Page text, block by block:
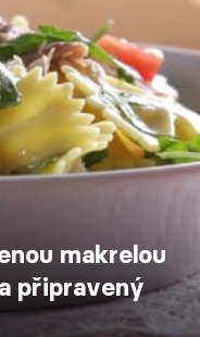
makrelou
připravený